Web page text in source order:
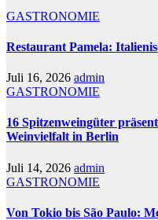
GASTRONOMIE
Restaurant Pamela:
Juli 16, 2026 admin
GASTRONOMIE
16 Spitzenweingüter
Weinvielfalt in Berlin
Juli 14, 2026 admin
GASTRONOMIE
Von Tokio bis São Paulo: